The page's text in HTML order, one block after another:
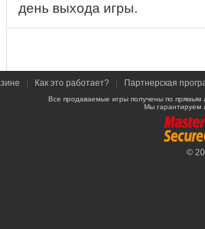
день выхода игры.
Как это работает? Партнерская
Все продаваемые игры получены по
Мы гарантируем
©